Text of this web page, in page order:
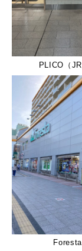
PLICO（
Foresta